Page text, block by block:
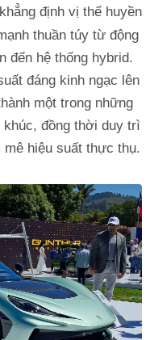
định vị thế huyền
thuần túy từ động
đến hệ thống hybrid.
đáng kinh ngạc lên
một trong những
khúc, đồng thời duy trì
hiệu suất thực thụ.